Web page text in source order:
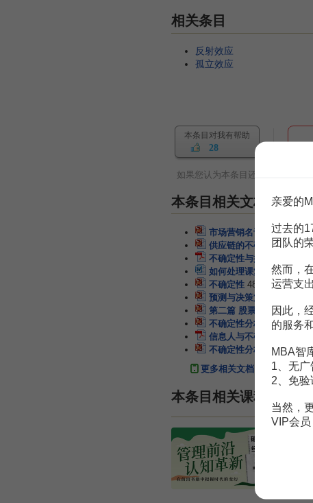
相关条目
反射效应
孤立效应
本条目对我有帮助
28
如果您认为本条目还有待完善，需
本条目相关文档
市场营销名词-确定性效应
供应链的不确定性与长鞭
不确定性与持续经营不确
如何处理课堂教学的确定
不确定性 48页
预测与决策第十章确定性
第二篇 股票投资的不确定
不确定性分析
22页
信息人与不确定性
不确定性分析
22页
更多相关文档
本条目相关课程
亲爱的
过去的
团队的
然而，
运营支
因此，
的服务
MBA智
1、无广
2、免验
当然，
VIP会员